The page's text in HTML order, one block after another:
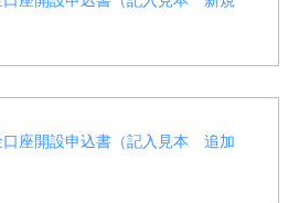
口座開設申込書（記入見本 追加